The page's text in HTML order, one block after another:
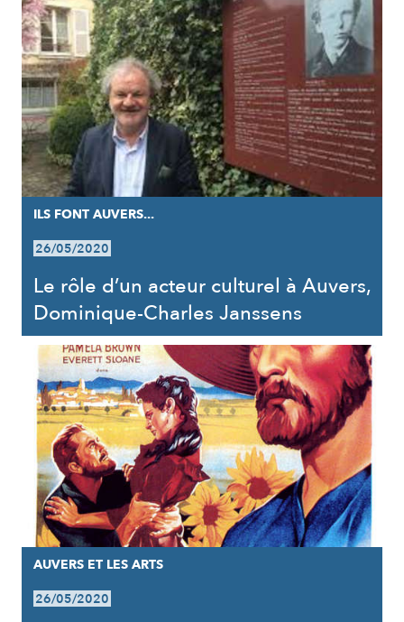
ILS FONT AUVERS...
26/05/2020
Le rôle d’un acteur culturel à Auvers,
Dominique-Charles Janssens
AUVERS ET LES ARTS
26/05/2020